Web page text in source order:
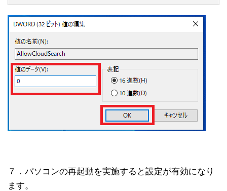
７．パソコンの再起動を実施すると設定が有効になり
ます。